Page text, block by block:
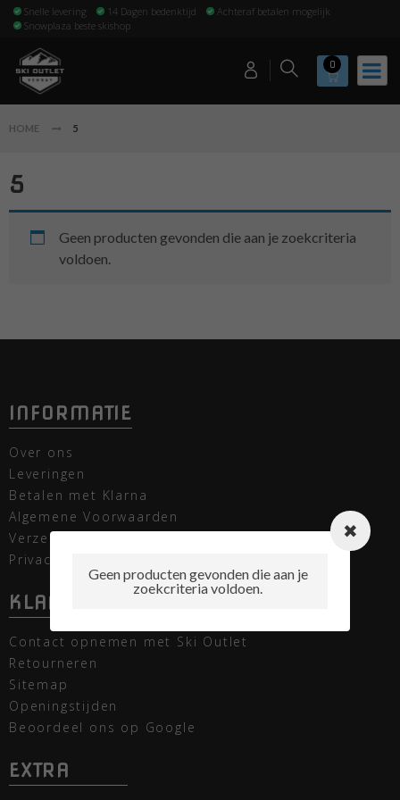
Snelle levering 14 Dagen bedenktijd
Achteraf betalen mogelijk
Snowplaza beste skishop
0
HOME 5
5
Geen producten gevonden die aan je zoekcriteria
voldoen.
INFORMATIE
Over ons
Leveringen
Betalen met Klarna
Algemene Voorwaarden
Verzending
Privacy verklaring
KLANTENSERVICE
Contact opnemen met Ski Outlet
Retourneren
Sitemap
Openingstijden
Beoordeel ons op Google
EXTRA
Geen producten gevonden die aan je
zoekcriteria voldoen.